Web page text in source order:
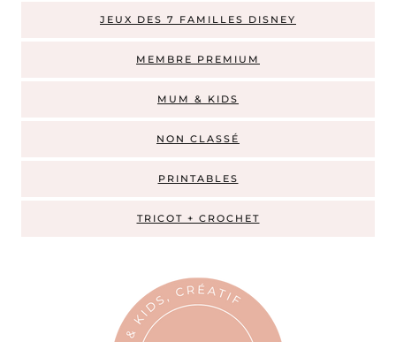
JEUX DES 7 FAMILLES DISNEY
MEMBRE PREMIUM
MUM & KIDS
NON CLASSÉ
PRINTABLES
TRICOT + CROCHET